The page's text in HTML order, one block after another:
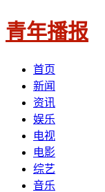
青年播报
首页
新闻
资讯
娱乐
电视
电影
综艺
音乐